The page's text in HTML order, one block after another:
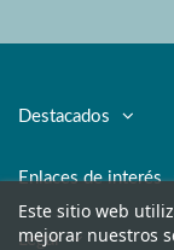
Destacados
Enlaces de interés
Legal
Este sitio web
mejorar nuestros